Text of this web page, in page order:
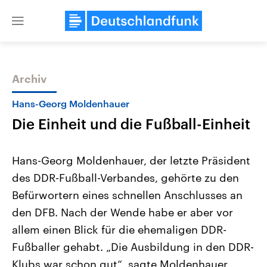
Close
Themen
Landtagswahl Sachsen-Anhalt
2026
Alle Informationen
Sachsen-Anhalt wählt am 6.
September 2026 einen neuen
Landtag. Seit 2021 wird das
Bundesland von einer Koalition aus
USA
Aktuelle Beiträge,
Hintergründe
Wirtschaftlich und
gehören die Vereinigten
den mächtigsten Ländern
mit großem Einfluss auf
Archiv
Hans-Georg Moldenhauer
Die Einheit und die Fußball-Einheit
Hans-Georg Moldenhauer, der letzte Präsident
des DDR-Fußball-Verbandes, gehörte zu den
Befürwortern eines schnellen Anschlusses an
den DFB. Nach der Wende habe er aber vor
allem einen Blick für die ehemaligen DDR-
Fußballer gehabt. „Die Ausbildung in den DDR-
Klubs war schon gut“, sagte Moldenhauer